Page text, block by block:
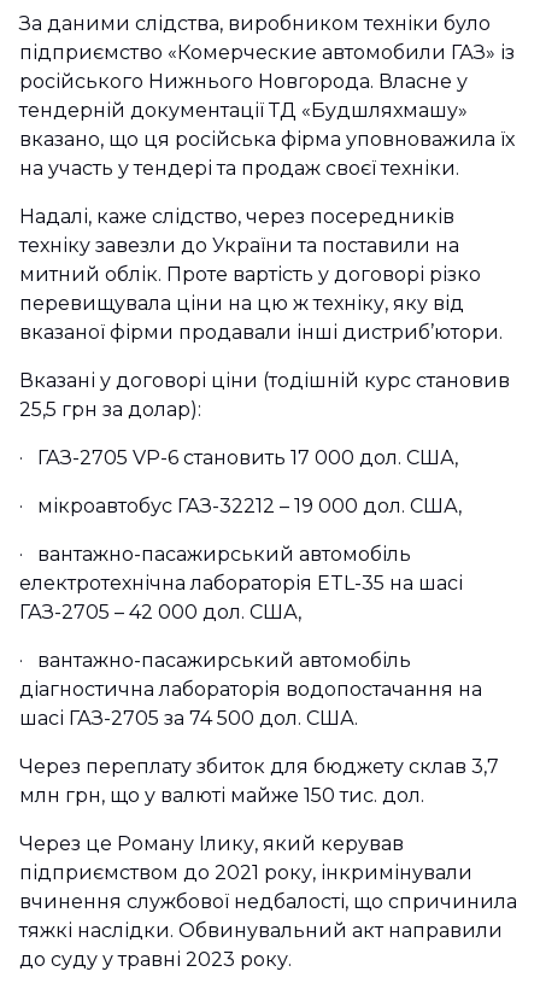
За даними слідства, виробником техніки було
підприємство «Комерческие автомобили ГАЗ» із
російського Нижнього Новгорода. Власне у
тендерній документації ТД «Будшляхмашу»
вказано, що ця російська фірма уповноважила їх
на участь у тендері та продаж своєї техніки.
Надалі, каже слідство, через посередників
техніку завезли до України та поставили на
митний облік. Проте вартість у договорі різко
перевищувала ціни на цю ж техніку, яку від
вказаної фірми продавали інші дистриб’ютори.
Вказані у договорі ціни (тодішній курс становив
25,5 грн за долар):
· ГАЗ-2705 VP-6 становить 17 000 дол. США,
· мікроавтобус ГАЗ-32212 – 19 000 дол. США,
· вантажно-пасажирський автомобіль
електротехнічна лабораторія ETL-35 на шасі
ГАЗ-2705 – 42 000 дол. США,
· вантажно-пасажирський автомобіль
діагностична лабораторія водопостачання на
шасі ГАЗ-2705 за 74 500 дол. США.
Через переплату збиток для бюджету склав 3,7
млн грн, що у валюті майже 150 тис. дол.
Через це Роману Ілику, який керував
підприємством до 2021 року, інкримінували
вчинення службової недбалості, що спричинила
тяжкі наслідки. Обвинувальний акт направили
до суду у травні 2023 року.